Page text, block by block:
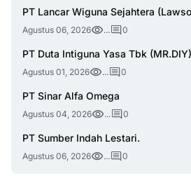
PT Lancar Wiguna Sejahtera
Agustus 06, 2026 ... 0
PT Duta Intiguna Yasa Tbk (MR.DIY)
Agustus 01, 2026 ... 0
PT Sinar Alfa Omega
Agustus 04, 2026 ... 0
PT Sumber Indah Lestari.
Agustus 06, 2026 ... 0